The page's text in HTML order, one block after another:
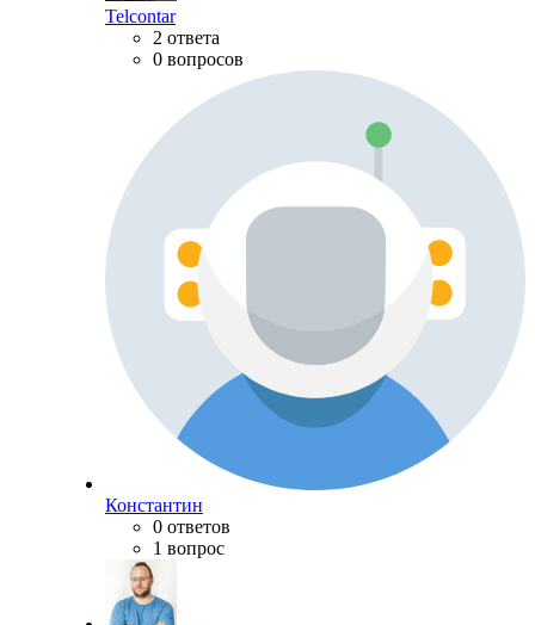
Telcontar
2 ответа
0 вопросов
Константин
0 ответов
1 вопрос